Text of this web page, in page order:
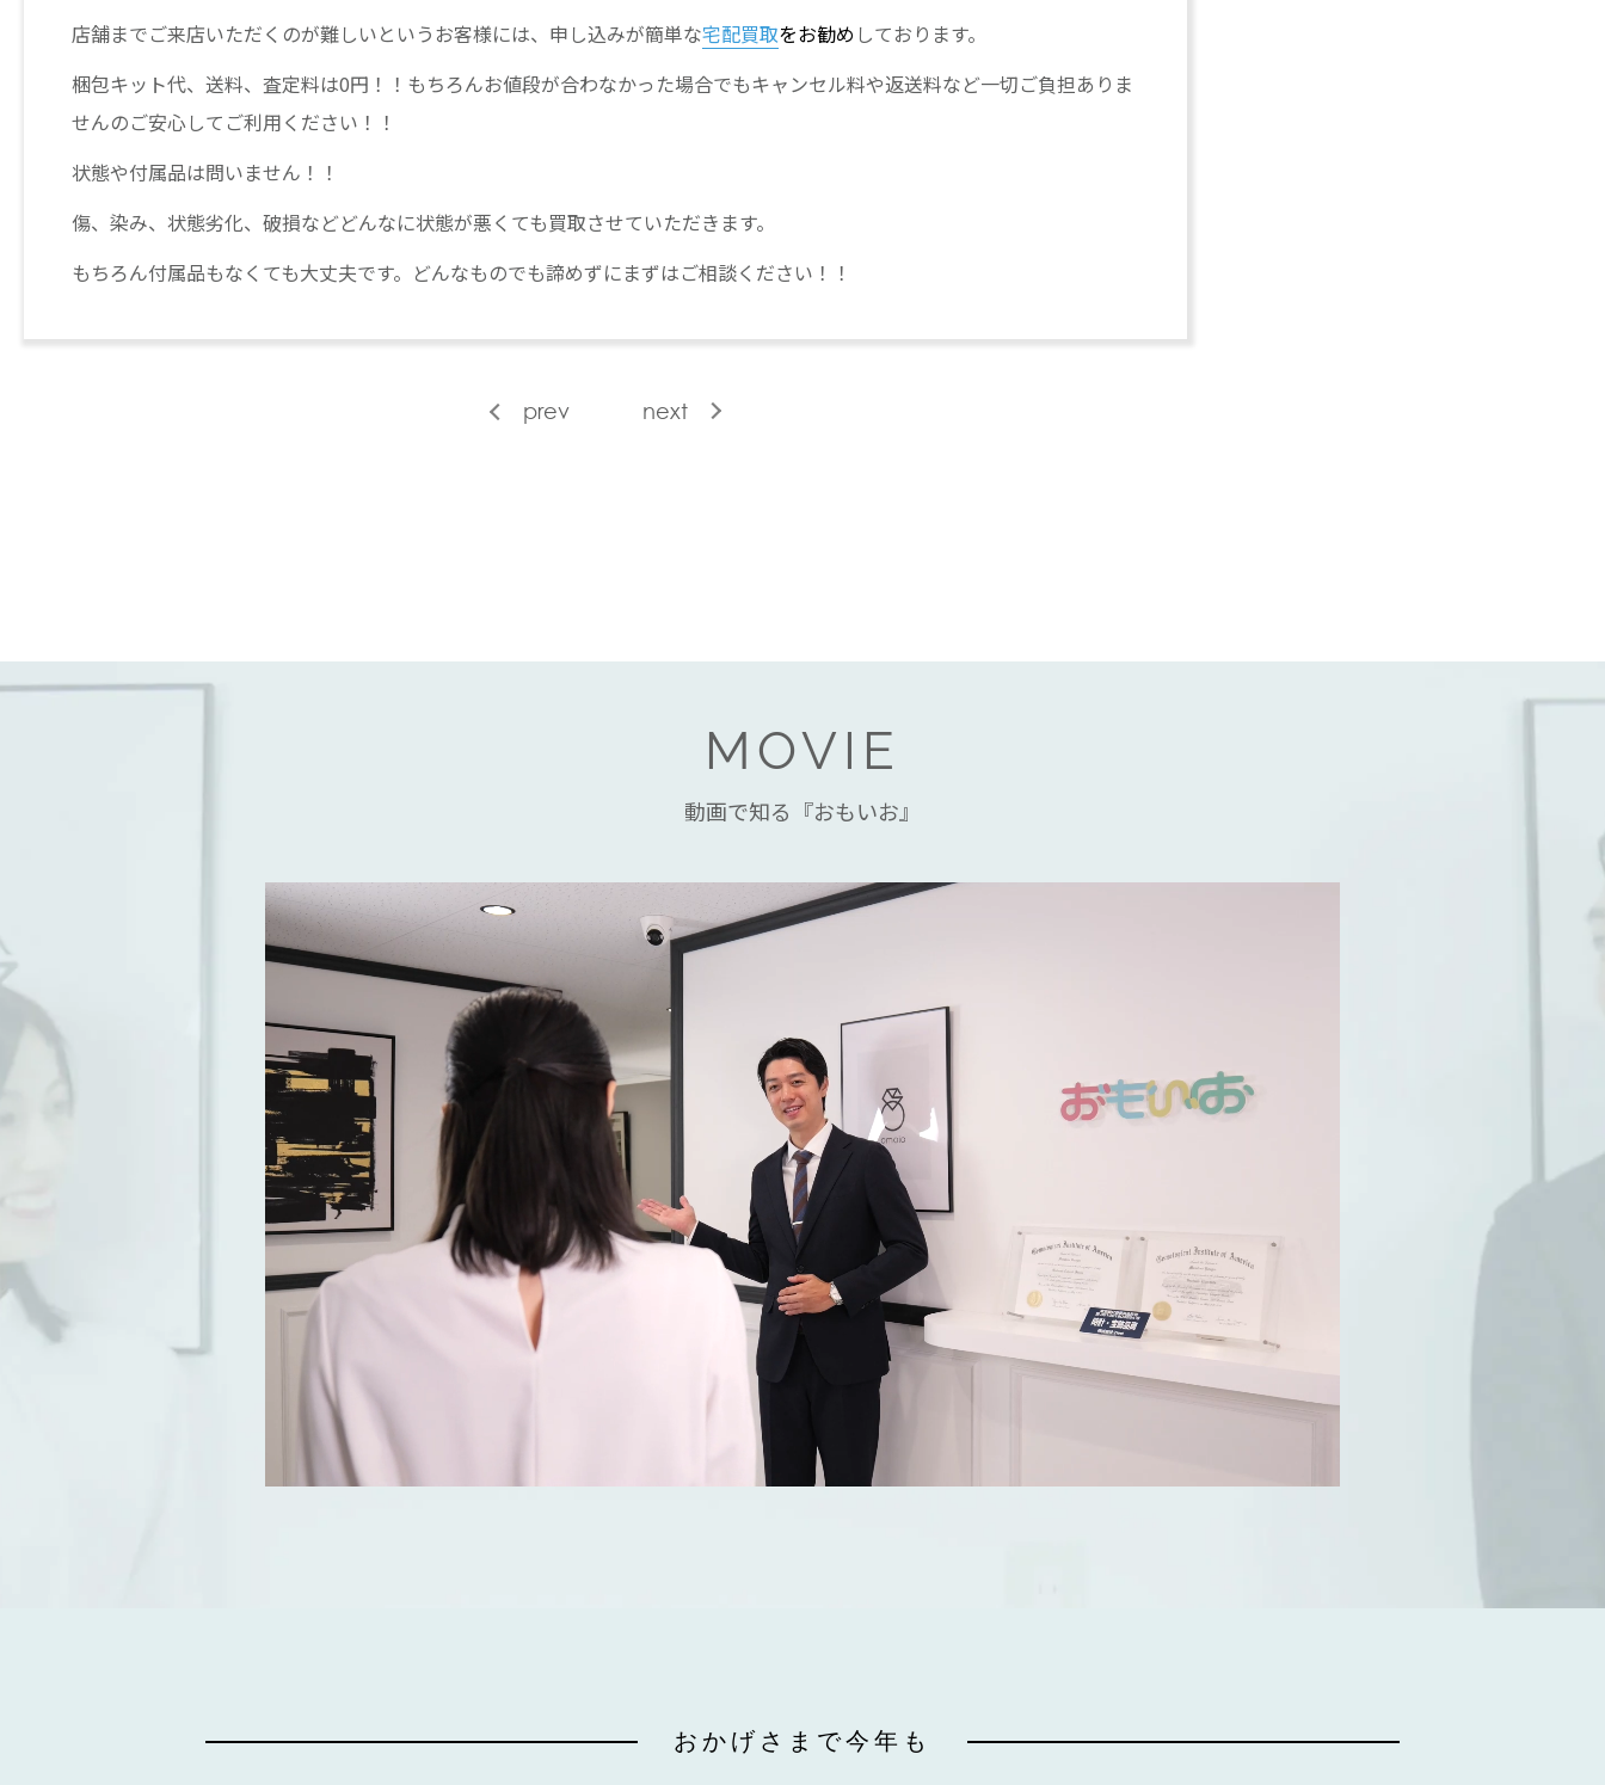
店舗までご来店いただくのが難しいというお客様には、申し込みが簡単な宅配買取をお勧め しております。
梱包キット代、送料、査定料は0円！！もちろんお値段が合わなかった場合でもキャンセル料や返送料など一切ご負担ありま
せんのご安心してご利用ください！！
状態や付属品は問いません！！
傷、染み、状態劣化、破損などどんなに状態が悪くても買取させていただきます。
もちろん付属品もなくても大丈夫です。どんなものでも諦めずにまずはご相談ください！！
prev next
MOVIE
動画で知る『おもいお』
おかげさまで今年も